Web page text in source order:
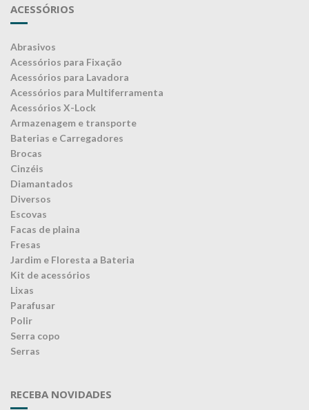
ACESSÓRIOS
Abrasivos
Acessórios para Fixação
Acessórios para Lavadora
Acessórios para Multiferramenta
Acessórios X-Lock
Armazenagem e transporte
Baterias e Carregadores
Brocas
Cinzéis
Diamantados
Diversos
Escovas
Facas de plaina
Fresas
Jardim e Floresta a Bateria
Kit de acessórios
Lixas
Parafusar
Polir
Serra copo
Serras
RECEBA NOVIDADES